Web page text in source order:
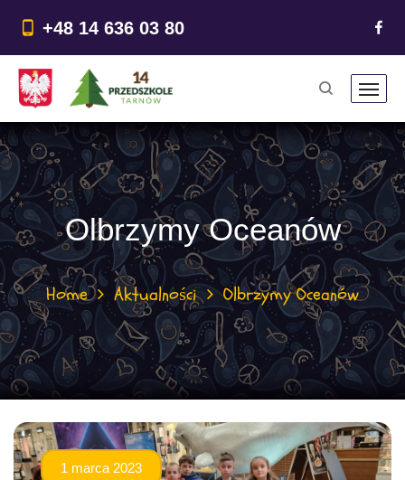
treści
+48 14 636 03 80
Olbrzymy Oceanów
Home Aktualności Olbrzymy Oceanów
1 marca 2023